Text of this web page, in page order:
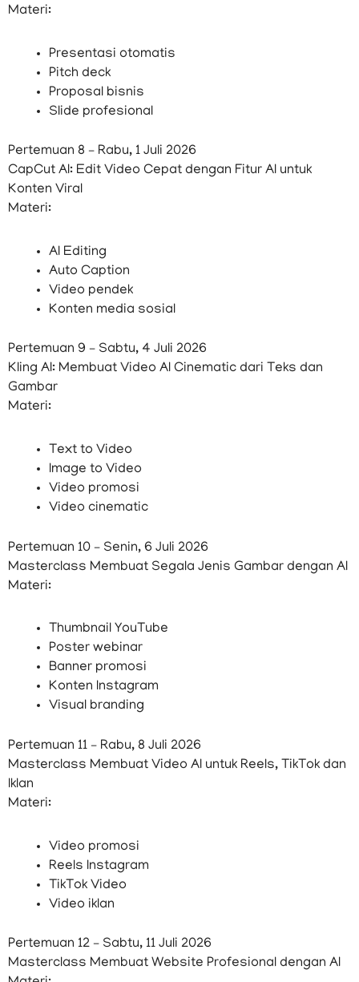
Materi:
Presentasi otomatis
Pitch deck
Proposal bisnis
Slide profesional
Pertemuan 8 – Rabu, 1 Juli 2026
CapCut AI: Edit Video Cepat dengan Fitur AI untuk
Konten Viral
Materi:
AI Editing
Auto Caption
Video pendek
Konten media sosial
Pertemuan 9 – Sabtu, 4 Juli 2026
Kling AI: Membuat Video AI Cinematic dari Teks dan
Gambar
Materi:
Text to Video
Image to Video
Video promosi
Video cinematic
Pertemuan 10 – Senin, 6 Juli 2026
Masterclass Membuat Segala Jenis Gambar dengan AI
Materi:
Thumbnail YouTube
Poster webinar
Banner promosi
Konten Instagram
Visual branding
Pertemuan 11 – Rabu, 8 Juli 2026
Masterclass Membuat Video AI untuk Reels, TikTok dan
Iklan
Materi:
Video promosi
Reels Instagram
TikTok Video
Video iklan
Pertemuan 12 – Sabtu, 11 Juli 2026
Masterclass Membuat Website Profesional dengan AI